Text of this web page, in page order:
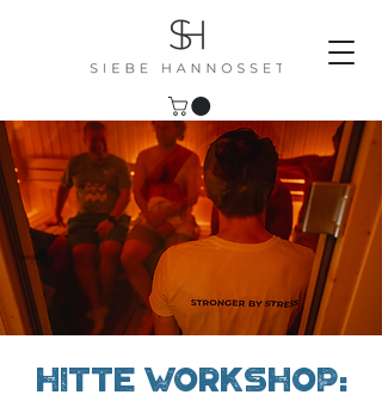
Hitte workshop: